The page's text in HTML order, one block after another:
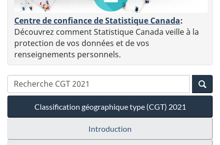
Centre de confiance de Statistique Canada:
Découvrez comment Statistique Canada veille à la
protection de vos données et de vos
renseignements personnels.
Classification géographique type (CGT) 2021
Introduction